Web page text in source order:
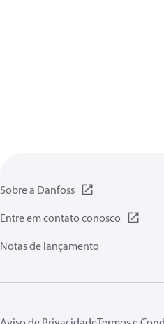
Sobre a Danfoss
Entre em contato conosco
Notas de lançamento